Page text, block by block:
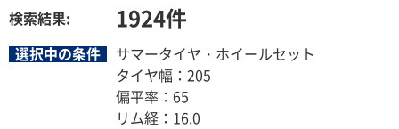
検索結果: 1924件
選択中の条件
サマータイヤ・ホイールセット
タイヤ幅：205
偏平率：65
リム経：16.0